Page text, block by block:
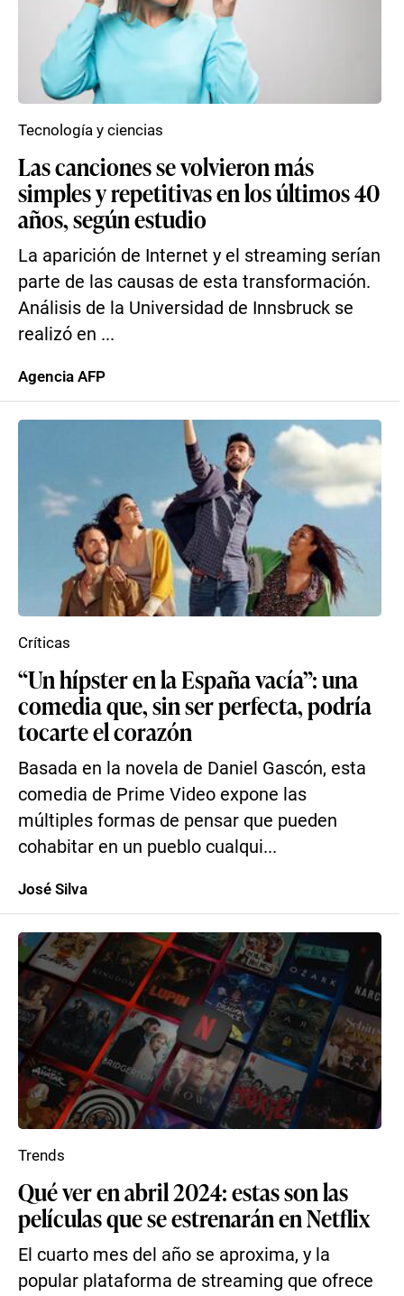
Las canciones se volvieron más
simples y repetitivas en los últimos 40
años, según estudio
La aparición de Internet y el streaming serían
parte de las causas de esta transformación.
Análisis de la Universidad de Innsbruck se
realizó en ...
Tecnología y ciencias
Agencia AFP
“Un hípster en la España vacía”: una
comedia que, sin ser perfecta, podría
tocarte el corazón
Basada en la novela de Daniel Gascón, esta
comedia de Prime Video expone las
múltiples formas de pensar que pueden
cohabitar en un pueblo cualqui...
Críticas
José Silva
Qué ver en abril 2024: estas son las
películas que se estrenarán en Netflix
El cuarto mes del año se aproxima, y la
popular plataforma de streaming que ofrece
Trends